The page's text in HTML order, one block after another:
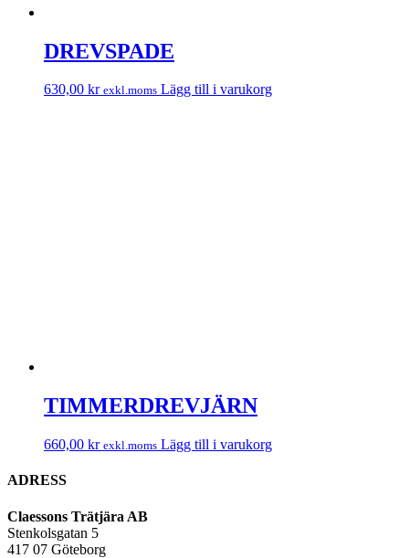
DREVSPADE
630,00 kr exkl.moms Lägg till i varukorg
TIMMERDREVJÄRN
660,00 kr exkl.moms Lägg till i varukorg
ADRESS
Claessons Trätjära AB
Stenkolsgatan 5
417 07 Göteborg